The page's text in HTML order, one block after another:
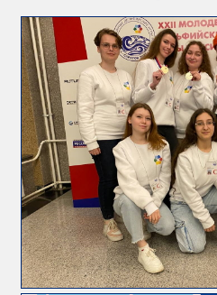
Учебные
классы
Преподаватели
Регламентирующие
документы
Направления
обучения